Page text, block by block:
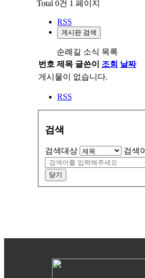
Total 0건 1 페이지
RSS
게시판 검색
순례길 소식 목록
번호 제목 글쓴이 조회 날짜
게시물이 없습니다.
RSS
검색
검색대상 검색
닫기